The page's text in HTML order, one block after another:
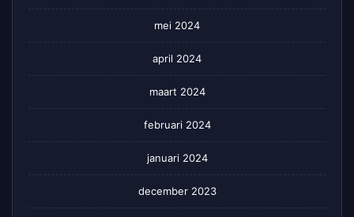
mei 2024
april 2024
maart 2024
februari 2024
januari 2024
december 2023